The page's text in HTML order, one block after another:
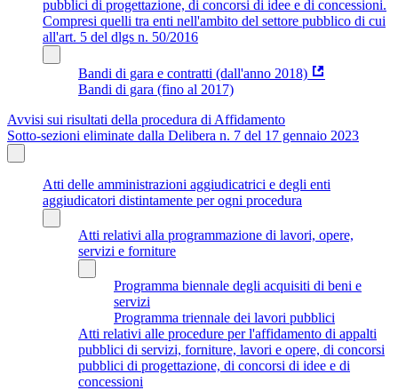
pubblici di progettazione, di concorsi di idee e di concessioni.
Compresi quelli tra enti nell'ambito del settore pubblico di cui
all'art. 5 del dlgs n. 50/2016
Bandi di gara e contratti (dall'anno 2018)
Bandi di gara (fino al 2017)
Avvisi sui risultati della procedura di Affidamento
Sotto-sezioni eliminate dalla Delibera n. 7 del 17 gennaio 2023
Atti delle amministrazioni aggiudicatrici e degli enti
aggiudicatori distintamente per ogni procedura
Atti relativi alla programmazione di lavori, opere,
servizi e forniture
Programma biennale degli acquisiti di beni e
servizi
Programma triennale dei lavori pubblici
Atti relativi alle procedure per l'affidamento di appalti
pubblici di servizi, forniture, lavori e opere, di concorsi
pubblici di progettazione, di concorsi di idee e di
concessioni